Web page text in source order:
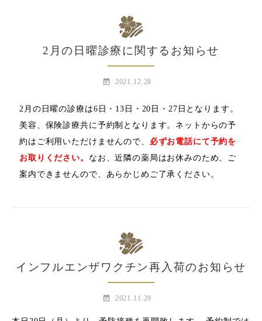
2月の日曜診療に関するお知らせ
event_note 2021.12.28
2月の日曜の診療は6日・13日・20日・27日となります。
美容、保険診療共に予約制となります。ネットからの予
約はご利用いただけませんので、 必ずお電話にて予約を
お取りください。 なお、近隣の薬局はお休みのため、ご
案内できませんので、あらかじめご了承ください。
インフルエンザワクチン再入荷のお知らせ
event_note 2021.11.29